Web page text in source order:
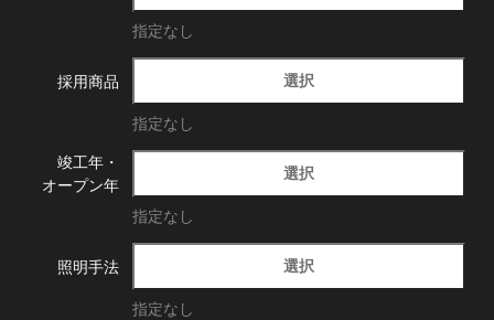
指定なし
採用商品 選択
指定なし
竣工年・
オープン年
選択
指定なし
照明手法 選択
指定なし